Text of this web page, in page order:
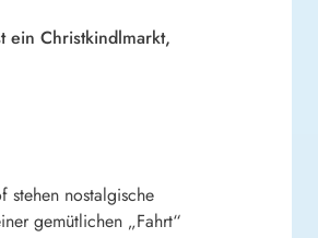
ein Christkindlmarkt,
stehen nostalgische
gemütlichen „Fahrt“